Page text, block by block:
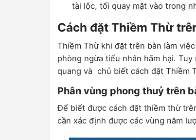
tài lộc, tối quay mặt vào trong
Cách đặt Thiềm Thừ
Thiềm Thừ khi đặt trên bàn làm
phòng ngừa tiểu nhân hãm hại.
quang và chủ biết cách đặt Thiềm
Phân vùng phong thuỷ trên
Để biết được cách đặt thiềm thừ
cần xác định được các vùng năm